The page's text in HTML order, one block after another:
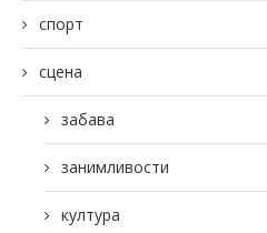
спорт
сцена
забава
занимливости
култура